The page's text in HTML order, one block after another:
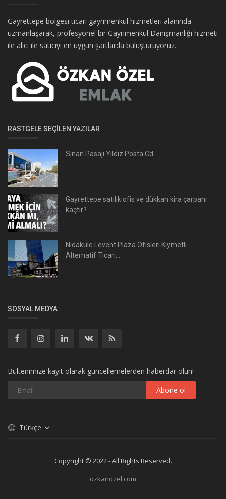
Gayrettepe bölgesi ticari gayrimenkul hizmetleri alanında
uzmanlaşarak, profesyonel bir Gayrimenkul Danışmanlığı hizmeti
ile alıcı ile satıcıyı en uygun şartlarda buluşturuyoruz.
RASTGELE SEÇILEN YAZILAR
Sinan Pasajı Yıldız Posta Cd
Gayrettepe satılık ofis ve dükkan kira çarpanı
kaçtır?
Nidakule Levent Plaza Ofisleri Kıymetli
Alternatif Ticari...
SOSYAL MEDYA
Bültenimize kayıt olarak güncellemelerden haberdar olun!
Abone ol
Türkçe
Copyright © 2022 - All Rights Reserved.
ozkanozel.com